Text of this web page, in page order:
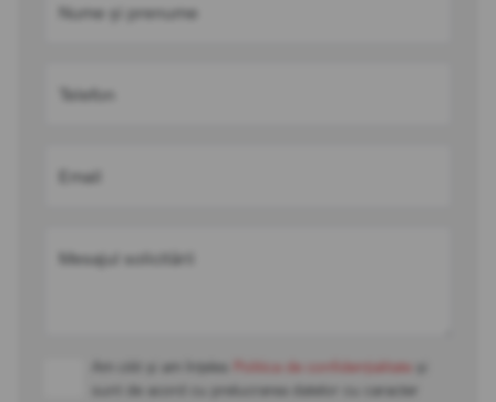
Nume și prenume
Telefon
Email
Mesajul solicitării
Am citit și am înțeles Politica de confidențialitate
sunt de acord cu prelucrarea datelor cu caracter